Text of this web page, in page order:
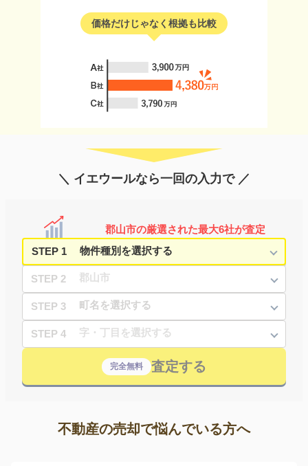
価格だけじゃなく根拠も比較
＼ イエウールなら一回の入力で ／
郡山市の厳選された最大6社が査定
STEP 1
STEP 2
STEP 3
STEP 4
完全無料 査定する
不動産の売却で悩んでいる方へ